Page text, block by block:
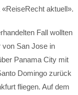
aktuell».
Fall wollten
von San Jose in
Panama City mit
Domingo zurück
fliegen. Auf dem